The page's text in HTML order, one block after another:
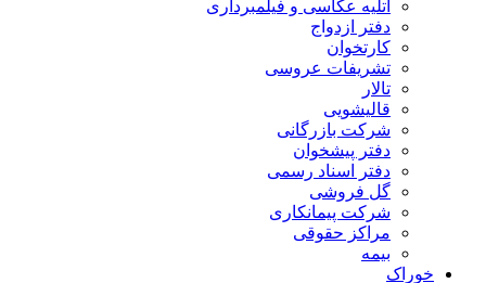
آتلیه عکاسی و فیلمبرداری
دفتر ازدواج
کارتخوان
تشریفات عروسی
تالار
قالیشویی
شرکت بازرگانی
دفتر پیشخوان
دفتر اسناد رسمی
گل فروشی
شرکت پیمانکاری
مراکز حقوقی
بیمه
خوراک